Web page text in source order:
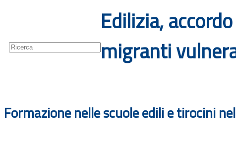
Edilizia,
migranti
Formazione nelle scuole edili e tirocini